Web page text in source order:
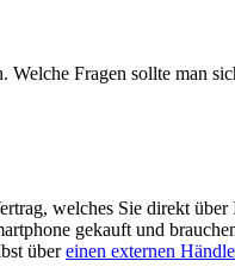
Fragen sollte man
welches Sie direkt
gekauft und
übereinen externen